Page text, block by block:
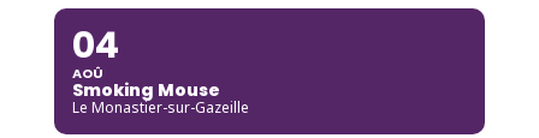
04
AOÛ
Smoking Mouse
Le Monastier-sur-Gazeille